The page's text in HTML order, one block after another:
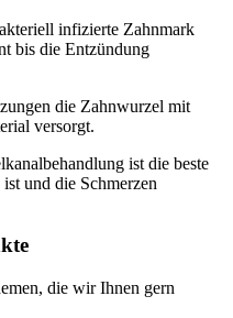
infizierte Zahnmark
bis die Entzündung
die Zahnwurzel mit
versorgt.
ist die beste
und die Schmerzen
die wir Ihnen gern